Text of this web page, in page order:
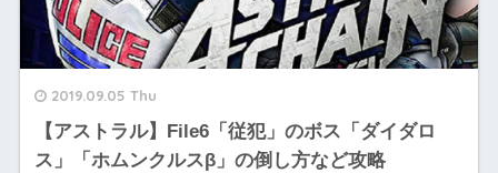
2019.09.05 Thu
【アストラル】File6「従犯」のボス「ダイダロ
ス」「ホムンクルスβ」の倒し方など攻略